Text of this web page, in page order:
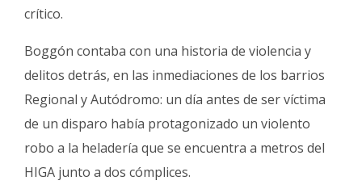
crítico.
Boggón contaba con una historia de violencia y
delitos detrás, en las inmediaciones de los barrios
Regional y Autódromo: un día antes de ser víctima
de un disparo había protagonizado un violento
robo a la heladería que se encuentra a metros del
HIGA junto a dos cómplices.